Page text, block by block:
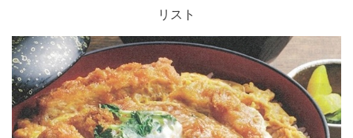
リスト